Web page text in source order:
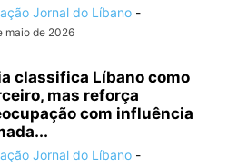
Jornal do Líbano -
maio de 2026
classifica Líbano como
mas reforça
com influência
Jornal do Líbano -